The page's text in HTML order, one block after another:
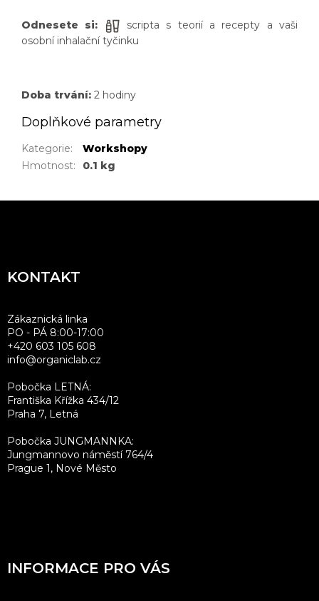
Odnesete si:
scripta s teorií a recepty a vaši
osobní inhalační tyčinku
Doba trvání: 2 hodiny
Doplňkové parametry
Kategorie:
Workshopy
Hmotnost: 0.1 kg
KONTAKT
Zákaznická linka
PO - PÁ 8:00-17:00
+420 603 105 608
info@organiclab.cz
Pobočka LETNÁ:
Františka Křížka 434/12
Praha 7, Letná
Pobočka JUNGMANNKA:
Jungmannovo náměstí 764/4
Prague 1, Nové Město
INFORMACE PRO VÁS